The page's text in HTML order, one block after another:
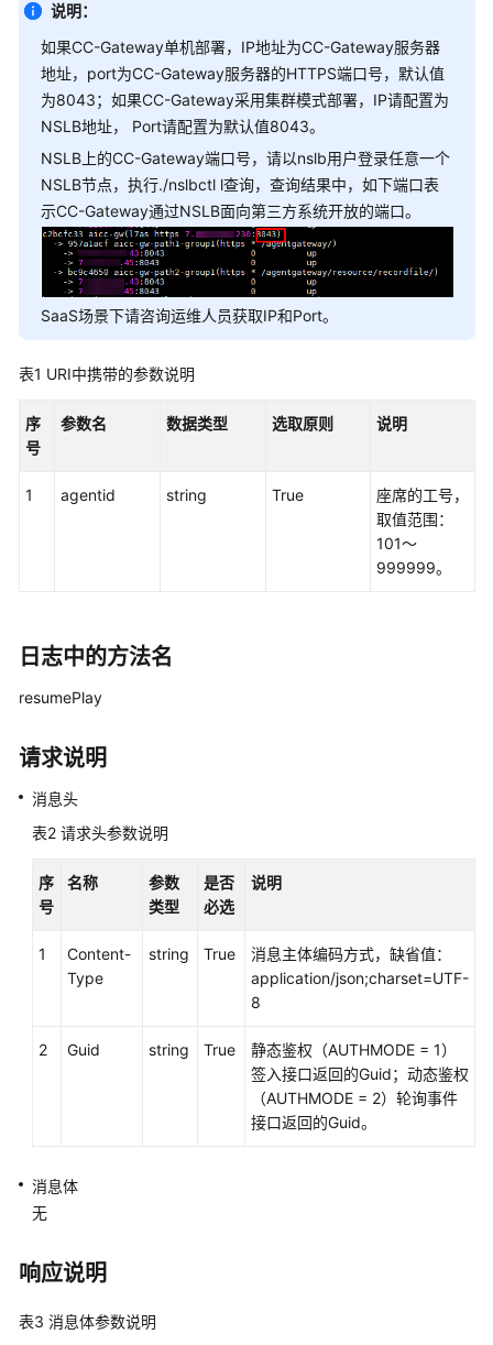
开
发
指
南
参
考
接
口
鉴
权
方
系
Fabric）
座
操
类
接
参
文
档
呼
控
说明：
如果CC-Gateway单机部署，IP地址为CC-Gateway服务器
地址，port为CC-Gateway服务器的HTTPS端口号，默认值
为8043；如果CC-Gateway采用集群模式部署，IP请配置为
NSLB地址， Port请配置为默认值8043。
NSLB上的CC-Gateway端口号，请以nslb用户登录任意一个
NSLB节点，执行./nslbctl l查询，查询结果中，如下端口表
示CC-Gateway通过NSLB面向第三方系统开放的端口。
SaaS场景下请咨询运维人员获取IP和Port。
表1 URI中携带的参数说明
序
号
参数名 数据类型 选取原则 说明
1 agentid string True
座席的工号，
取值范围：
101～
999999。
日志中的方法名
resumePlay
请求说明
消息头
表2 请求头参数说明
序
号
名称
参数
类型
是否
必选
说明
1
Content-
Type
string True
消息主体编码方式，缺省值：
application/json;charset=UTF-
8
2 Guid string True
静态鉴权（AUTHMODE = 1）
签入接口返回的Guid；动态鉴权
（AUTHMODE = 2）轮询事件
接口返回的Guid。
消息体
无
响应说明
表3 消息体参数说明